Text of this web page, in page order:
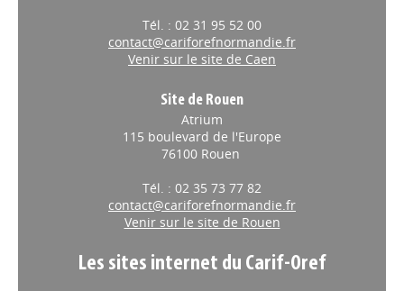
Tél. : 02 31 95 52 00
contact@cariforefnormandie.fr
Venir sur le site de Caen
Site de Rouen
Atrium
115 boulevard de l'Europe
76100 Rouen
Tél. : 02 35 73 77 82
contact@cariforefnormandie.fr
Venir sur le site de Rouen
Les sites internet du Carif-Oref